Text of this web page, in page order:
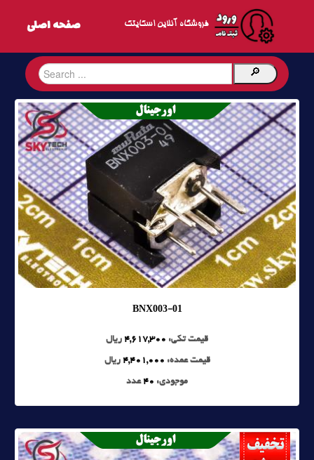
فروشگاه آنلاین اسکایتک
BNX003-01
قیمت تکی: 4,617,300 ریال
قیمت عمده: 4,401,000 ریال
موجودی: 40 عدد